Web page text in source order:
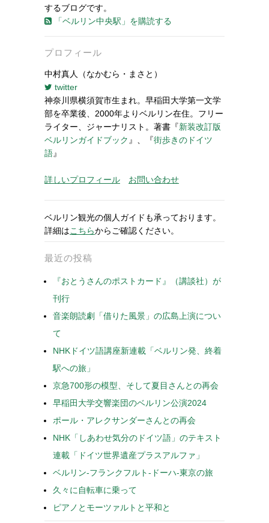
するブログです。
「ベルリン中央駅」を購読する
プロフィール
中村真人（なかむら・まさと）
twitter
神奈川県横須賀市生まれ。早稲田大学第一文学
部を卒業後、2000年よりベルリン在住。フリー
ライター、ジャーナリスト。著書『新装改訂版
ベルリンガイドブック 』、『街歩きのドイツ
語』
詳しいプロフィール お問い合わせ
ベルリン観光の個人ガイドも承っております。
詳細はこちらからご確認ください。
最近の投稿
『おとうさんのポストカード』（講談社）が
刊行
音楽朗読劇「借りた風景」の広島上演につい
て
NHKドイツ語講座新連載「ベルリン発、終着
駅への旅」
京急700形の模型、そして夏目さんとの再会
早稲田大学交響楽団のベルリン公演2024
ポール・アレクサンダーさんとの再会
NHK「しあわせ気分のドイツ語」のテキスト
連載「ドイツ世界遺産プラスアルファ」
ベルリン-フランクフルト-ドーハ-東京の旅
久々に自転車に乗って
ピアノとモーツァルトと平和と